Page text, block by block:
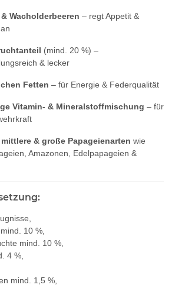
Wacholderbeeren – regt Appetit &
(mind. 20 %) –
& lecker
Fetten – für Energie & Federqualität
Vitamin- & Mineralstoffmischung – für
& große Papageienarten wie
Amazonen, Edelpapageien &
10 %,
mind. 10 %,
4 %,
mind. 1,5 %,